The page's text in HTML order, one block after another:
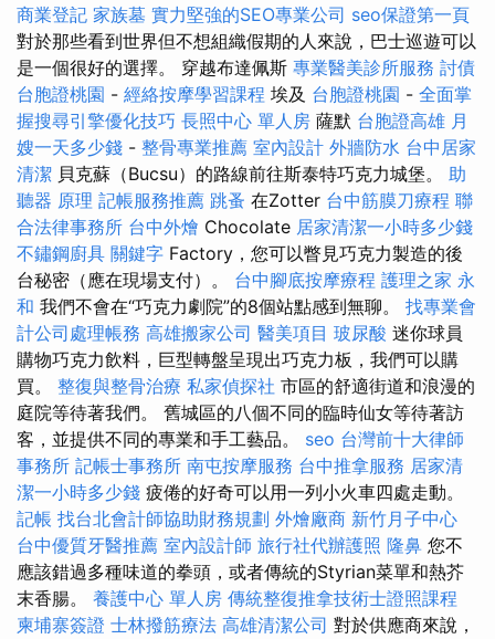
商業登記 家族墓 實力堅強的SEO專業公司 seo保證第一頁
對於那些看到世界但不想組織假期的人來說，巴士巡遊可以
是一個很好的選擇。 穿越布達佩斯 專業醫美診所服務 討債
台胞證桃園 - 經絡按摩學習課程 埃及 台胞證桃園 - 全面掌
握搜尋引擎優化技巧 長照中心 單人房 薩默 台胞證高雄 月
嫂一天多少錢 - 整骨專業推薦 室內設計 外牆防水 台中居家
清潔 貝克蘇（Bucsu）的路線前往斯泰特巧克力城堡。 助
聽器 原理 記帳服務推薦 跳蚤 在Zotter 台中筋膜刀療程 聯
合法律事務所 台中外燴 Chocolate 居家清潔一小時多少錢
不鏽鋼廚具 關鍵字 Factory，您可以瞥見巧克力製造的後
台秘密（應在現場支付）。 台中腳底按摩療程 護理之家 永
和 我們不會在“巧克力劇院”的8個站點感到無聊。 找專業會
計公司處理帳務 高雄搬家公司 醫美項目 玻尿酸 迷你球員
購物巧克力飲料，巨型轉盤呈現出巧克力板，我們可以購
買。 整復與整骨治療 私家偵探社 市區的舒適街道和浪漫的
庭院等待著我們。 舊城區的八個不同的臨時仙女等待著訪
客，並提供不同的專業和手工藝品。 seo 台灣前十大律師
事務所 記帳士事務所 南屯按摩服務 台中推拿服務 居家清
潔一小時多少錢 疲倦的好奇可以用一列小火車四處走動。
記帳 找台北會計師協助財務規劃 外燴廠商 新竹月子中心
台中優質牙醫推薦 室內設計師 旅行社代辦護照 隆鼻 您不
應該錯過多種味道的拳頭，或者傳統的Styrian菜單和熱芥
末香腸。 養護中心 單人房 傳統整復推拿技術士證照課程
柬埔寨簽證 士林撥筋療法 高雄清潔公司 對於供應商來說，